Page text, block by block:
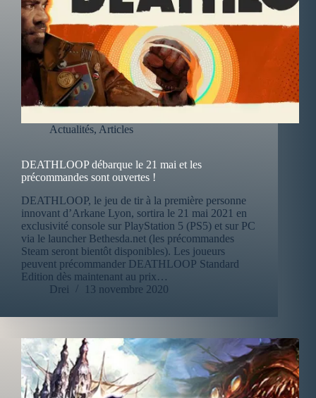
Actualités, Articles
DEATHLOOP débarque le 21 mai et les
précommandes sont ouvertes !
DEATHLOOP, le jeu de tir à la première personne
innovant d’Arkane Lyon, sortira le 21 mai 2021 en
exclusivité console sur PlayStation 5 (PS5) et sur PC
via le launcher Bethesda.net (les précommandes
Steam seront bientôt disponibles). Les joueurs
peuvent précommander DEATHLOOP Standard
Edition dès maintenant au prix…
Drei
13 novembre 2020